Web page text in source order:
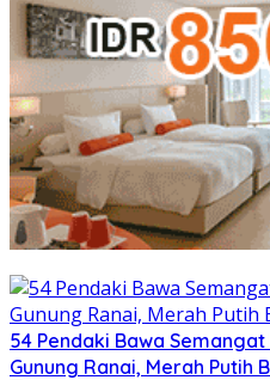
54 Pendaki Bawa
Gunung Ranai, Merah Putih